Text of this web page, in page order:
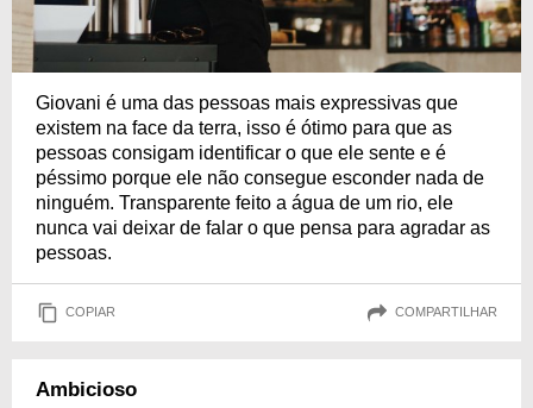
Giovani é uma das pessoas mais expressivas que
existem na face da terra, isso é ótimo para que as
pessoas consigam identificar o que ele sente e é
péssimo porque ele não consegue esconder nada de
ninguém. Transparente feito a água de um rio, ele
nunca vai deixar de falar o que pensa para agradar as
pessoas.
COPIAR COMPARTILHAR
Ambicioso